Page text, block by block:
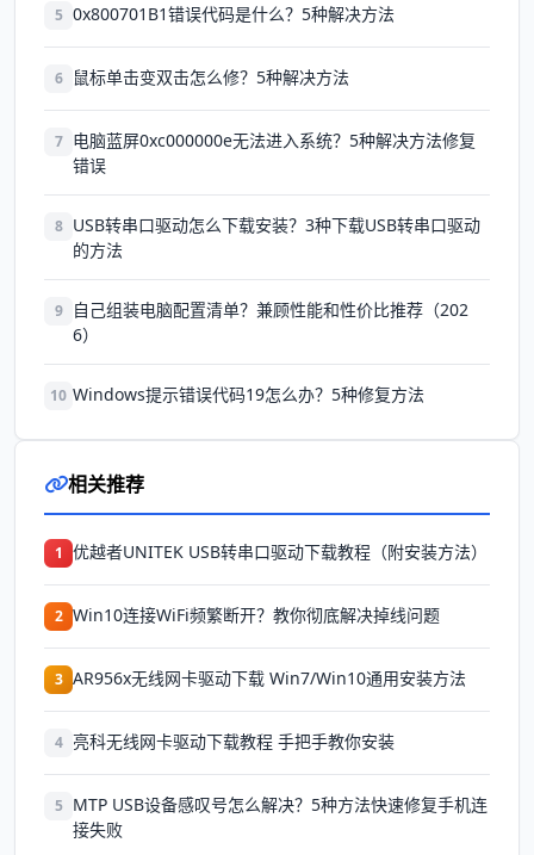
5 0x800701B1错误代码是什么？5种解决方法
6 鼠标单击变双击怎么修？5种解决方法
7 电脑蓝屏0xc000000e无法进入系统？5种解决方法修复
错误
8 USB转串口驱动怎么下载安装？3种下载USB转串口驱动
的方法
9
自己组装电脑配置清单？兼顾性能和性价比推荐（202
6）
10 Windows提示错误代码19怎么办？5种修复方法
相关推荐
1 优越者UNITEK USB转串口驱动下载教程（附安装方法）
2 Win10连接WiFi频繁断开？教你彻底解决掉线问题
3 AR956x无线网卡驱动下载 Win7/Win10通用安装方法
4 亮科无线网卡驱动下载教程 手把手教你安装
5 MTP USB设备感叹号怎么解决？5种方法快速修复手机连
接失败